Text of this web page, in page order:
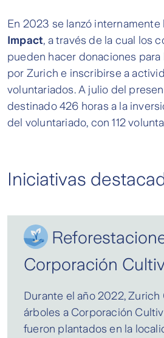
En 2023 se lanzó internamente
Impact, a través de la cual los
pueden hacer donaciones para
por Zurich e inscribirse a
voluntariados. A julio del
destinado 426 horas a la
del voluntariado, con 112
Iniciativas
Corporación
Durante el año 2022, Zurich
árboles a Corporación
fueron plantados en la